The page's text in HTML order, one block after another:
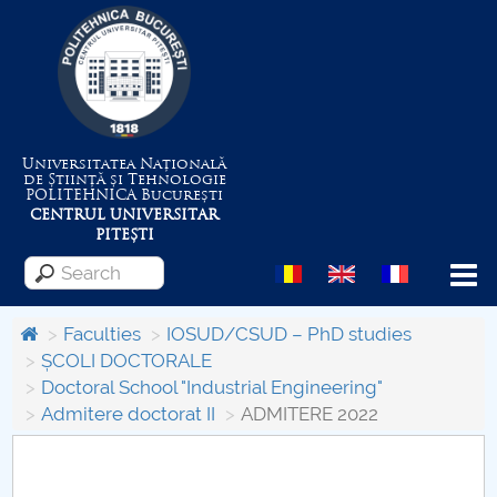
Universitatea Națională
de Știință și Tehnologie
POLITEHNICABucurești
CENTRUL UNIVERSITAR
PITEȘTI
Menu
About the University
Centrul de Management al Proiectelor
Faculties
IOSUD/CSUD – PhD studies
ȘCOLI DOCTORALE
Doctoral School "Industrial Engineering"
Admitere doctorat II
ADMITERE 2022